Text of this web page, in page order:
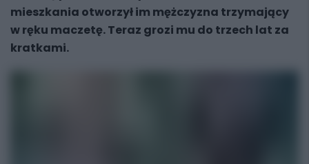
mieszkania otworzył im mężczyzna trzymający
w ręku maczetę. Teraz grozi mu do trzech lat za
kratkami.